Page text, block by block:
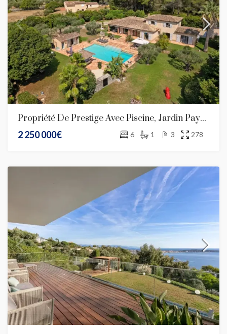
Propriété De Prestige Avec Piscine, Jardin Paysager Et Oliveraie
2 250 000€
6 1 3 278